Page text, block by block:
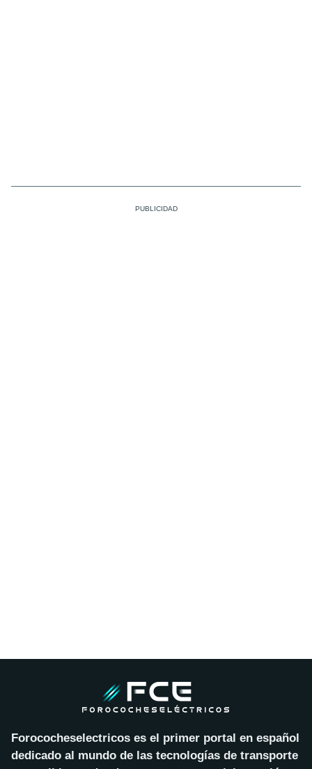
Forococheselectricos es el primer portal en español
dedicado al mundo de las tecnologías de transporte